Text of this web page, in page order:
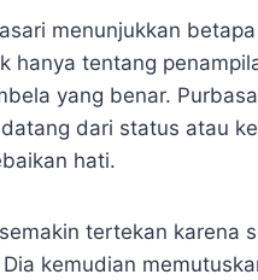
menunjukkan
hanya tentang
yang benar.
dari status atau
hati.
tertekan karena
kemudian